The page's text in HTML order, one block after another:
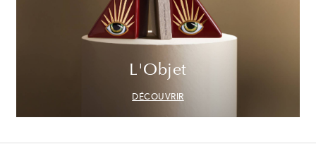
L'Objet
DÉCOUVRIR